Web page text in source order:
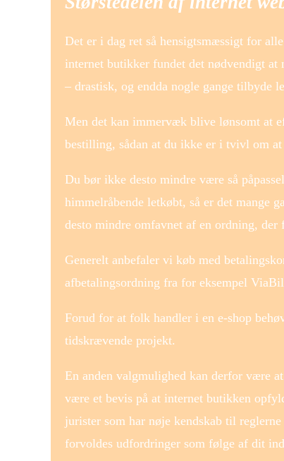
Det er i dag ret så hensigtsmæssigt for
internet butikker fundet det nødvendigt
– drastisk, og endda nogle gange tilbyde
Men det kan immervæk blive lønsomt at
bestilling, sådan at du ikke er i tvivl om
Du bør ikke desto mindre være så
himmelråbende letkøbt, så er det mange
desto mindre omfavnet af en ordning, der
Generelt anbefaler vi køb med
afbetalingsordning fra for eksempel
Forud for at folk handler i en e-shop
tidskrævende projekt.
En anden valgmulighed kan derfor være
være et bevis på at internet butikken
jurister som har nøje kendskab til
forvoldes udfordringer som følge af dit